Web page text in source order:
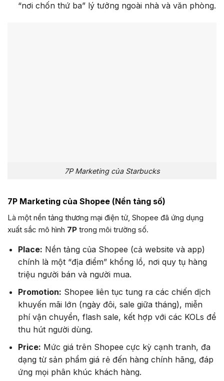
“nơi chốn thứ ba” lý tưởng ngoài nhà và văn phòng.
7P Marketing của Starbucks
7P Marketing của Shopee (Nền tảng số)
Là một nền tảng thương mại điện tử, Shopee đã ứng dụng
xuất sắc mô hình 7P trong môi trường số.
Place: Nền tảng của Shopee (cả website và app)
chính là một “địa điểm” khổng lồ, nơi quy tụ hàng
triệu người bán và người mua.
Promotion: Shopee liên tục tung ra các chiến dịch
khuyến mãi lớn (ngày đôi, sale giữa tháng), miễn
phí vận chuyển, flash sale, kết hợp với các KOLs để
thu hút người dùng.
Price: Mức giá trên Shopee cực kỳ cạnh tranh, đa
dạng từ sản phẩm giá rẻ đến hàng chính hãng, đáp
ứng mọi phân khúc khách hàng.